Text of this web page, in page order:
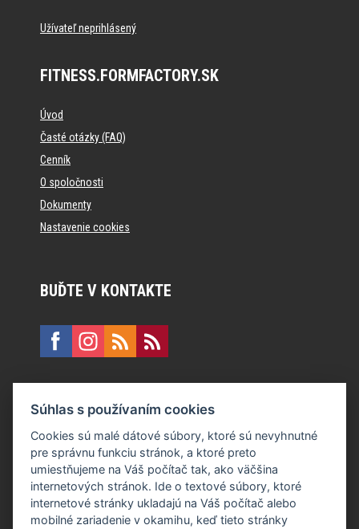
Užívateľ neprihlásený
FITNESS.FORMFACTORY.SK
Úvod
Časté otázky (FAQ)
Cenník
O spoločnosti
Dokumenty
Nastavenie cookies
BUĎTE V KONTAKTE
E:recepcia@formfactory.sk
Form Factory Slovakia s.r.o., Ružová dolina 480/6, 821 08
Bratislava
Za publikovaný obsah sú zodpovední jednotliví autori.
Súhlas s používaním cookies
Cookies sú malé dátové súbory, ktoré sú nevyhnutné
pre správnu funkciu stránok, a ktoré preto
umiestňujeme na Váš počítač tak, ako väčšina
internetových stránok. Ide o textové súbory, ktoré
internetové stránky ukladajú na Váš počítač alebo
mobilné zariadenie v okamihu, keď tieto stránky